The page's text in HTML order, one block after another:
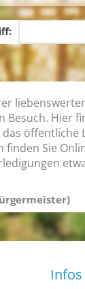
Besuch. Hier
öffentliche
finden Sie